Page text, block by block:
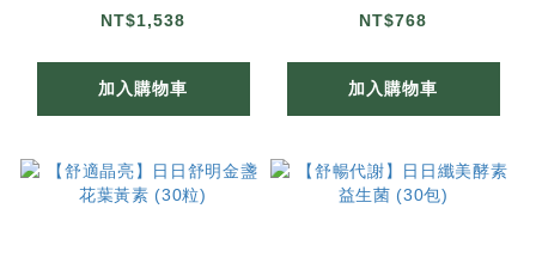
NT$1,538
加入購物車
NT$768
加入購物車